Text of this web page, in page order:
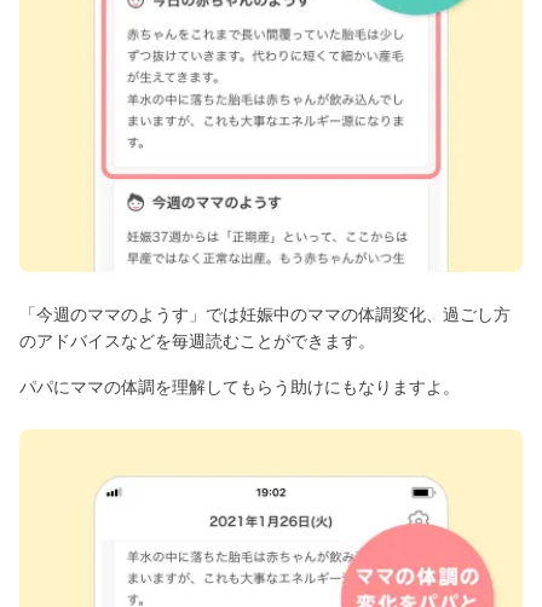
「今週のママのようす」では妊娠中のママの体調変化、過ごし方
のアドバイスなどを毎週読むことができます。
パパにママの体調を理解してもらう助けにもなりますよ。